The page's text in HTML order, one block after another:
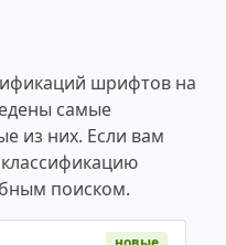
шрифтов на
самые
из них. Если вам
поиском.